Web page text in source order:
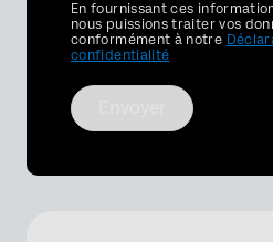
Privacy
Optin
En fournissant ces
nous puissions traiter vos
conformément à notre
confidentialité